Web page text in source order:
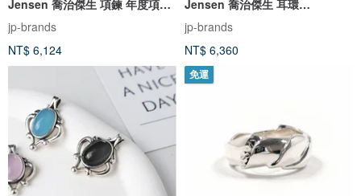
Jensen 喬治傑生 項鍊 年度項鍊
1990 傳承系列
jp-brands
NT$ 6,124
Jensen 喬治傑生 耳環
Moonlight Grape 月光葡萄 設計
編號 50A
jp-brands
NT$ 6,360
免運